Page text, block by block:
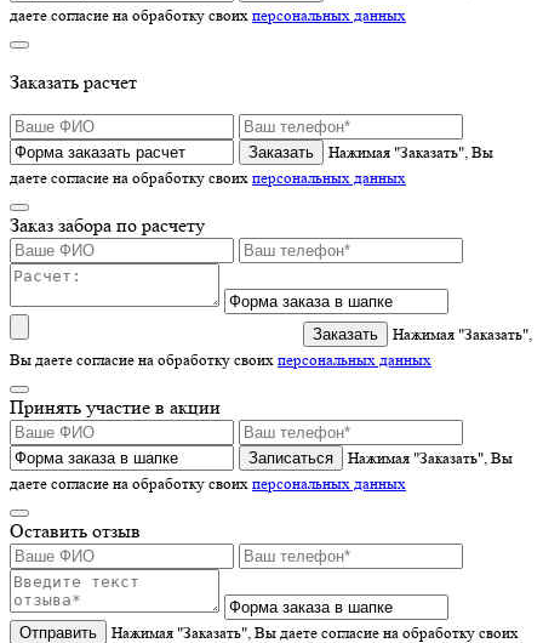
даете согласие на обработку своих персональных данных
Заказать расчет
Нажимая "Заказать", Вы
даете согласие на обработку своих персональных данных
Заказ забора по расчету
Нажимая "Заказать",
Вы даете согласие на обработку своих персональных данных
Принять участие в акции
Записаться
Нажимая "Заказать", Вы
даете согласие на обработку своих персональных данных
Оставить отзыв
Отправить
Нажимая "Заказать", Вы даете согласие на обработку своих